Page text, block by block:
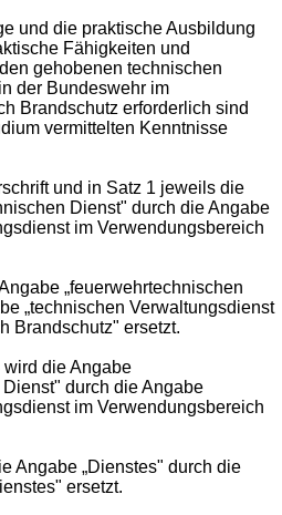
und die praktische Ausbildung
Fähigkeiten und
gehobenen technischen
der Bundeswehr im
Brandschutz erforderlich sind
vermittelten Kenntnisse
und in Satz 1 jeweils die
Dienst" durch die Angabe
im Verwendungsbereich
„feuerwehrtechnischen
„technischen Verwaltungsdienst
Brandschutz" ersetzt.
wird die Angabe
durch die Angabe
im Verwendungsbereich
Angabe „Dienstes" durch die
ersetzt.